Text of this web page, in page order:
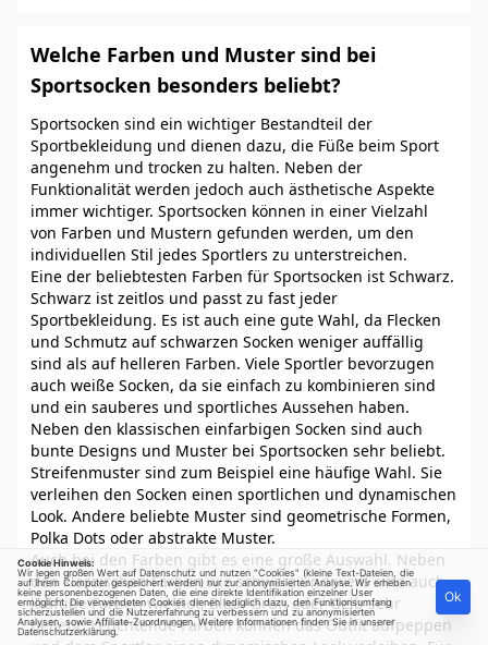
Welche Farben und Muster sind bei
Sportsocken besonders beliebt?
Sportsocken sind ein wichtiger Bestandteil der
Sportbekleidung und dienen dazu, die Füße beim Sport
angenehm und trocken zu halten. Neben der
Funktionalität werden jedoch auch ästhetische Aspekte
immer wichtiger. Sportsocken können in einer Vielzahl
von Farben und Mustern gefunden werden, um den
individuellen Stil jedes Sportlers zu unterstreichen.
Eine der beliebtesten Farben für Sportsocken ist Schwarz.
Schwarz ist zeitlos und passt zu fast jeder
Sportbekleidung. Es ist auch eine gute Wahl, da Flecken
und Schmutz auf schwarzen Socken weniger auffällig
sind als auf helleren Farben. Viele Sportler bevorzugen
auch weiße Socken, da sie einfach zu kombinieren sind
und ein sauberes und sportliches Aussehen haben.
Neben den klassischen einfarbigen Socken sind auch
bunte Designs und Muster bei Sportsocken sehr beliebt.
Streifenmuster sind zum Beispiel eine häufige Wahl. Sie
verleihen den Socken einen sportlichen und dynamischen
Look. Andere beliebte Muster sind geometrische Formen,
Polka Dots oder abstrakte Muster.
Auch bei den Farben gibt es eine große Auswahl. Neben
den klassischen Farben wie schwarz und weiß sind auch
kräftige Farben wie Rot, Blau, Grün oder Gelb sehr
beliebt. Leuchtende Farben können das Outfit aufpeppen
Cookie Hinweis:
Wir legen großen Wert auf Datenschutz und nutzen "Cookies" (kleine Text-Dateien, die
auf Ihrem Computer gespeichert werden) nur zur anonymisierten Analyse. Wir erheben
keine personenbezogenen Daten, die eine direkte Identifikation einzelner User
ermöglicht. Die verwendeten Cookies dienen lediglich dazu, den Funktionsumfang
sicherzustellen und die Nutzererfahrung zu verbessern und zu anonymisierten
Analysen, sowie Affiliate-Zuordnungen. Weitere Informationen finden Sie in unserer
Datenschutzerklärung
Ok